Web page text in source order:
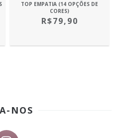
TOP EMPATIA (14 OPÇÕES DE
CORES)
R$79,90
NOS